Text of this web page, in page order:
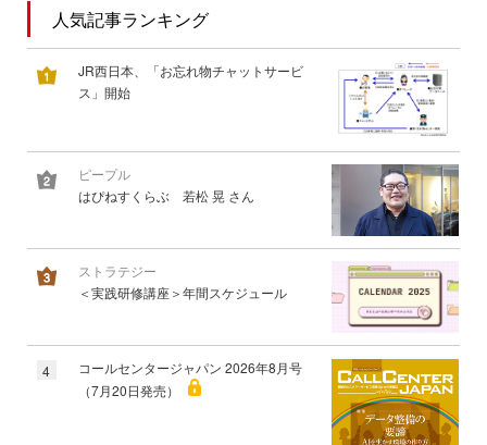
人気記事ランキング
JR西日本、「お忘れ物チャットサービ
ス」開始
ピープル
はぴねすくらぶ 若松 晃 さん
ストラテジー
＜実践研修講座＞年間スケジュール
4
コールセンタージャパン 2026年8月号
（7月20日発売）